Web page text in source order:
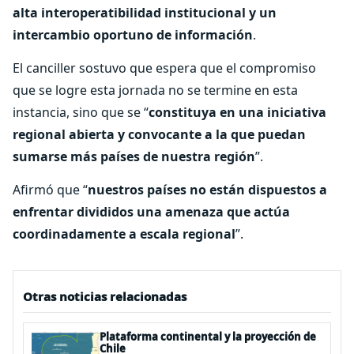
alta interoperatibilidad institucional y un
intercambio oportuno de información.
El canciller sostuvo que espera que el compromiso
que se logre esta jornada no se termine en esta
instancia, sino que se “constituya en una iniciativa
regional abierta y convocante a la que puedan
sumarse más países de nuestra región”.
Afirmó que “nuestros países no están dispuestos a
enfrentar divididos una amenaza que actúa
coordinadamente a escala regional”.
Otras noticias relacionadas
Plataforma continental y la proyección de
Chile